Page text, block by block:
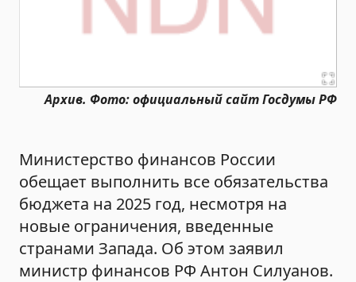
Архив. Фото: официальный сайт Госдумы РФ
Министерство финансов России
обещает выполнить все обязательства
бюджета на 2025 год, несмотря на
новые ограничения, введенные
странами Запада. Об этом заявил
министр финансов РФ Антон Силуанов.